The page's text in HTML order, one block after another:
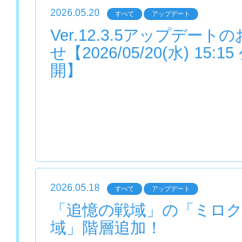
2026.05.20 すべて アップデート
Ver.12.3.5アップデートの
せ【2026/05/20(水) 15:15
開】
2026.05.18 すべて アップデート
「追憶の戦域」の「ミロ
域」階層追加！